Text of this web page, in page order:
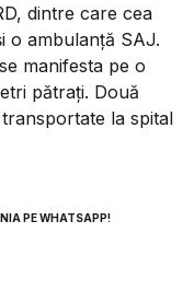
dintre care cea
o ambulanță SAJ.
manifesta pe o
pătrați. Două
la spital
PE WHATSAPP!